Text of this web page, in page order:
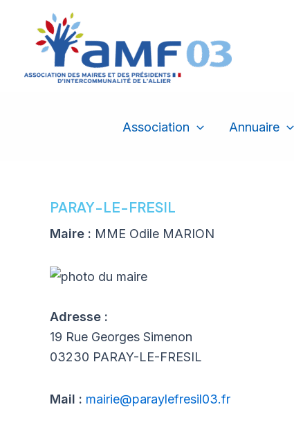
contenu
Association Annuaire
PARAY-LE-FRESIL
Maire : MME Odile MARION
Adresse :
19 Rue Georges Simenon
03230 PARAY-LE-FRESIL
Mail : mairie@paraylefresil03.fr